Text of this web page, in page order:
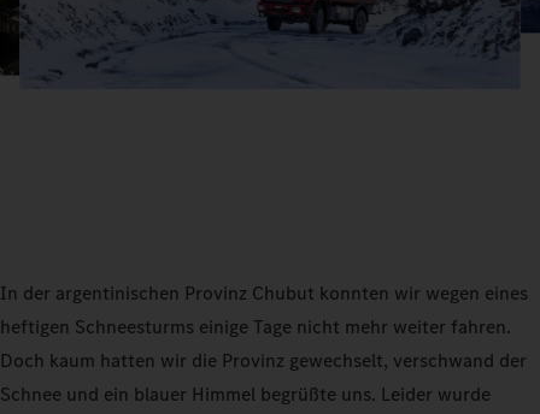
In der argentinischen Provinz Chubut konnten wir wegen eines
heftigen Schneesturms einige Tage nicht mehr weiter fahren.
Doch kaum hatten wir die Provinz gewechselt, verschwand der
Schnee und ein blauer Himmel begrüßte uns. Leider wurde